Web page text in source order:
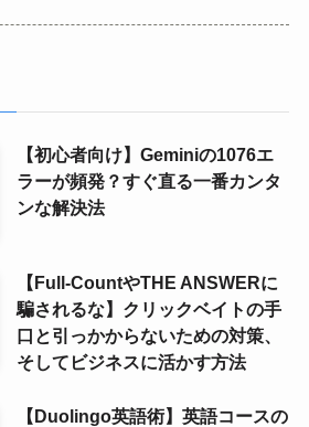
【初心者向け】Geminiの1076エ
ラーが頻発？すぐ直る一番カンタ
ンな解決法
【Full-CountやTHE ANSWERに
騙されるな】クリックベイトの手
口と引っかからないための対策、
そしてビジネスに活かす方法
【Duolingo英語術】英語コースの